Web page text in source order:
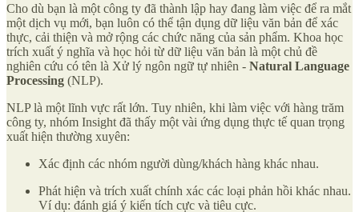
Cho dù bạn là một công ty đã thành lập hay đang làm việc để ra mắt
một dịch vụ mới, bạn luôn có thể tận dụng dữ liệu văn bản để xác
thực, cải thiện và mở rộng các chức năng của sản phẩm. Khoa học
trích xuất ý nghĩa và học hỏi từ dữ liệu văn bản là một chủ đề
nghiên cứu có tên là Xử lý ngôn ngữ tự nhiên - Natural Language
Processing (NLP).
NLP là một lĩnh vực rất lớn. Tuy nhiên, khi làm việc với hàng trăm
công ty, nhóm Insight đã thấy một vài ứng dụng thực tế quan trọng
xuất hiện thường xuyên:
Xác định các nhóm người dùng/khách hàng khác nhau.
Phát hiện và trích xuất chính xác các loại phản hồi khác nhau.
Ví dụ: đánh giá ý kiến ​​tích cực và tiêu cực.